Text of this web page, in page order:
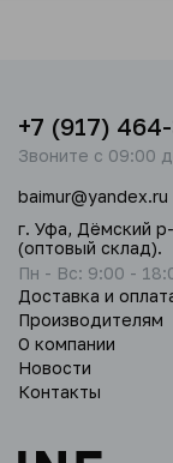
Доставка и
Производителям
О компании
Новости
Контакты
+7 (917)
Звоните с 09:00
baimur@yandex.ru
г. Уфа, Дёмский
(оптовый склад).
Пн - Вс: 9:00 -